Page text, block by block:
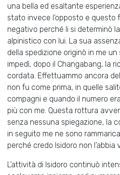
una bella ed esaltante
stato invece l’opposto e questo
negativo perché li si determinò
alpinistico con lui. La sua
della spedizione originò in me
impedì, dopo il Changabang, la
cordata. Effettuammo ancora
non fu come prima, in quelle
compagni e quando il numero
più con me. Questa rottura
senza nessuna spiegazione, la
in seguito me ne sono
perché credo Isidoro non
L’attività di Isidoro continuò